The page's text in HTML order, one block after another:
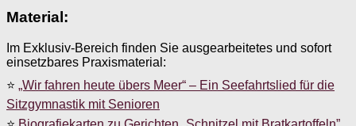
Material:
Im Exklusiv-Bereich finden Sie ausgearbeitetes und sofort
einsetzbares Praxismaterial:
⭐ „Wir fahren heute übers Meer“ – Ein Seefahrtslied für die
Sitzgymnastik mit Senioren